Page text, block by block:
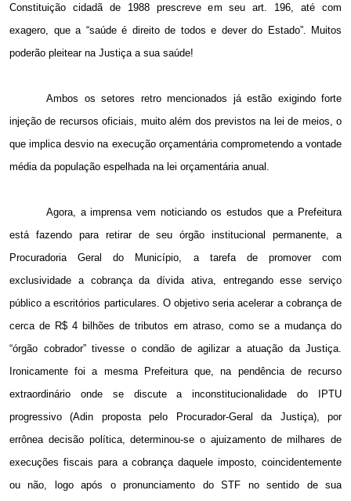
Constituição cidadã de 1988 prescreve em seu art. 196, até com
exagero, que a “saúde é direito de todos e dever do Estado”. Muitos
poderão pleitear na Justiça a sua saúde!
Ambos os setores retro mencionados já estão exigindo forte
injeção de recursos oficiais, muito além dos previstos na lei de meios, o
que implica desvio na execução orçamentária comprometendo a vontade
média da população espelhada na lei orçamentária anual.
Agora, a imprensa vem noticiando os estudos que a Prefeitura
está fazendo para retirar de seu órgão institucional permanente, a
Procuradoria Geral do Município, a tarefa de promover com
exclusividade a cobrança da dívida ativa, entregando esse serviço
público a escritórios particulares. O objetivo seria acelerar a cobrança de
cerca de R$ 4 bilhões de tributos em atraso, como se a mudança do
“órgão cobrador” tivesse o condão de agilizar a atuação da Justiça.
Ironicamente foi a mesma Prefeitura que, na pendência de recurso
extraordinário onde se discute a inconstitucionalidade do IPTU
progressivo (Adin proposta pelo Procurador-Geral da Justiça), por
errônea decisão política, determinou-se o ajuizamento de milhares de
execuções fiscais para a cobrança daquele imposto, coincidentemente
ou não, logo após o pronunciamento do STF no sentido de sua